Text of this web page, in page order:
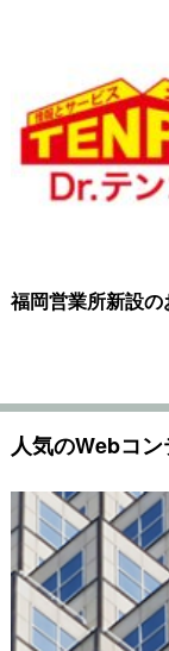
福岡営業所新設
人気のWebコ